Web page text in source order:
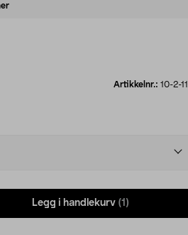
Artikkelnr.: 10-2-
Legg i handlekurv (1)